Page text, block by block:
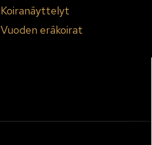
Koiranäyttelyt
Vuoden eräkoirat